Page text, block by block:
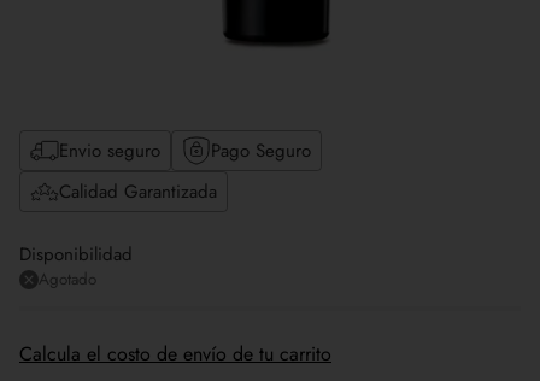
Envio seguro
Pago Seguro
Calidad Garantizada
Disponibilidad
Agotado
Calcula el costo de envío de tu carrito